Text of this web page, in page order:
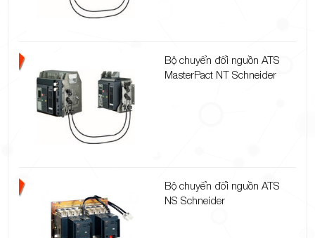
Bộ chuyển đổi nguồn ATS
MasterPact NT Schneider
Bộ chuyển đổi nguồn ATS
NS Schneider